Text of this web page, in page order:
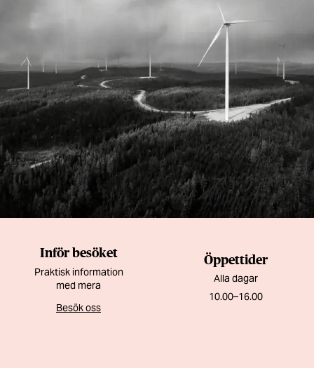
Inför besöket
Praktisk information
med mera
Besök oss
Öppettider
Alla dagar
10.00–16.00